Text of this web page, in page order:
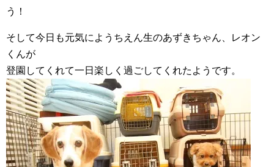
う！
そして今日も元気にようちえん生のあずきちゃん、レオン
くんが
登園してくれて一日楽しく過ごしてくれたようです。